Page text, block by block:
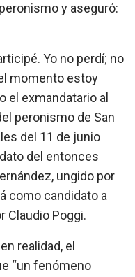
y aseguró:
Yo no perdí; no
momento estoy
el exmandatario al
peronismo de San
del 11 de junio
del entonces
ungido por
como candidato a
Claudio Poggi.
realidad, el
“un fenómeno